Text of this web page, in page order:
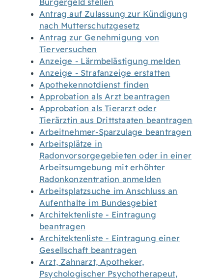
Bürgergeld stellen
Antrag auf Zulassung zur Kündigung
nach Mutterschutzgesetz
Antrag zur Genehmigung von
Tierversuchen
Anzeige - Lärmbelästigung melden
Anzeige - Strafanzeige erstatten
Apothekennotdienst finden
Approbation als Arzt beantragen
Approbation als Tierarzt oder
Tierärztin aus Drittstaaten beantragen
Arbeitnehmer-Sparzulage beantragen
Arbeitsplätze in
Radonvorsorgegebieten oder in einer
Arbeitsumgebung mit erhöhter
Radonkonzentration anmelden
Arbeitsplatzsuche im Anschluss an
Aufenthalte im Bundesgebiet
Architektenliste - Eintragung
beantragen
Architektenliste - Eintragung einer
Gesellschaft beantragen
Arzt, Zahnarzt, Apotheker,
Psychologischer Psychotherapeut,